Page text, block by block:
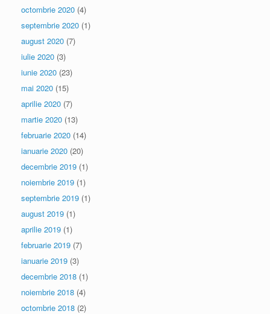
octombrie 2020 (4)
septembrie 2020 (1)
august 2020 (7)
iulie 2020 (3)
iunie 2020 (23)
mai 2020 (15)
aprilie 2020 (7)
martie 2020 (13)
februarie 2020 (14)
ianuarie 2020 (20)
decembrie 2019 (1)
noiembrie 2019 (1)
septembrie 2019 (1)
august 2019 (1)
aprilie 2019 (1)
februarie 2019 (7)
ianuarie 2019 (3)
decembrie 2018 (1)
noiembrie 2018 (4)
octombrie 2018 (2)